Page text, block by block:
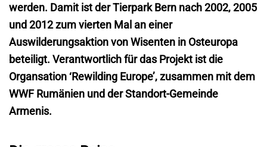
werden. Damit ist der Tierpark Bern nach 2002, 2005
und 2012 zum vierten Mal an einer
Auswilderungsaktion von Wisenten in Osteuropa
beteiligt. Verantwortlich für das Projekt ist die
Organsation ‘Rewilding Europe’, zusammen mit dem
WWF Rumänien und der Standort-Gemeinde
Armenis.